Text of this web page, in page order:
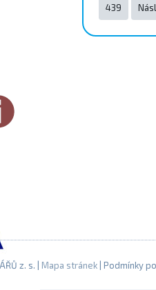
Strana
439
z. s. | Mapa stránek | Podmínky